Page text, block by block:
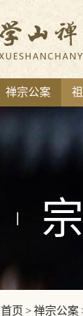
禅宗公案
宗
首页 禅宗公案